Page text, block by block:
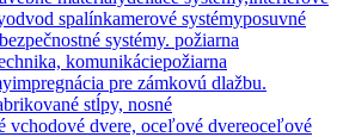
odvod spalínkamerové systémyposuvné
bezpečnostné systémy. požiarna
komunikáciepožiarna
impregnácia pre zámkovú dlažbu.
stĺpy, nosné
vchodové dvere, oceľové dvereoceľové